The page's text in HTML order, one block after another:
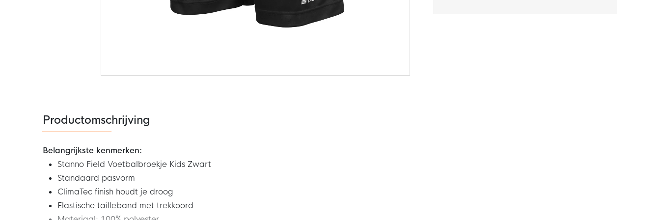
de
afbeeldingen-
gallerij
Productomschrijving
Belangrijkste kenmerken:
Stanno Field Voetbalbroekje Kids Zwart
Standaard pasvorm
ClimaTec finish houdt je droog
Elastische tailleband met trekkoord